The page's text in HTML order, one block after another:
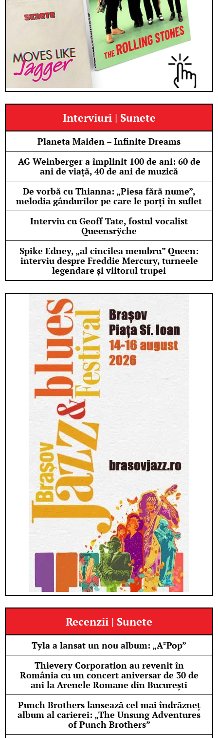
Interviuri | Sunete
Planeta Maiden – Infinite Dreams
AG Weinberger a împlinit 100 de ani: 60 de
ani de viață, 40 de ani de muzică
De vorbă cu Thianna: „Piesa fără nume”,
melodia gândurilor pe care le porți în suflet
Interviu cu Geoff Tate, fostul vocalist
Queensrÿche
Spike Edney, „al cincilea membru” Queen:
interviu despre Freddie Mercury, turneele
legendare și viitorul trupei
Recenzii | Sunete
Tyla a lansat un nou album: „A*Pop”
Thievery Corporation au revenit în
România cu un concert aniversar de 30 de
ani la Arenele Romane din București
Punch Brothers lansează cel mai îndrăzneț
album al carierei: „The Unsung Adventures
of Punch Brothers”